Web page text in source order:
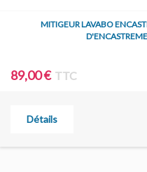
MITIGEUR LAVABO
89,00 € TTC
Détails